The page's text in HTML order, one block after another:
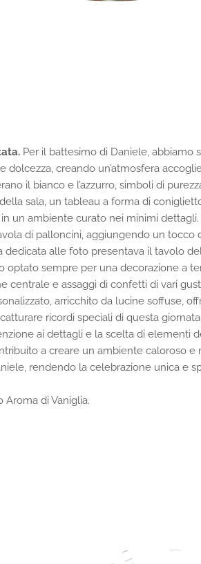
Per il battesimo di Daniele, abbiamo
dolcezza, creando un’atmosfera
il bianco e l’azzurro, simboli di
della sala, un tableau a forma di
un ambiente curato nei minimi
di palloncini, aggiungendo un tocco
dedicata alle foto presentava il tavolo
optato sempre per una decorazione a
centrale e assaggi di confetti di vari
arricchito da lucine soffuse,
ricordi speciali di questa giornata
ai dettagli e la scelta di elementi
a creare un ambiente caloroso e
rendendo la celebrazione unica e
Aroma di Vaniglia.